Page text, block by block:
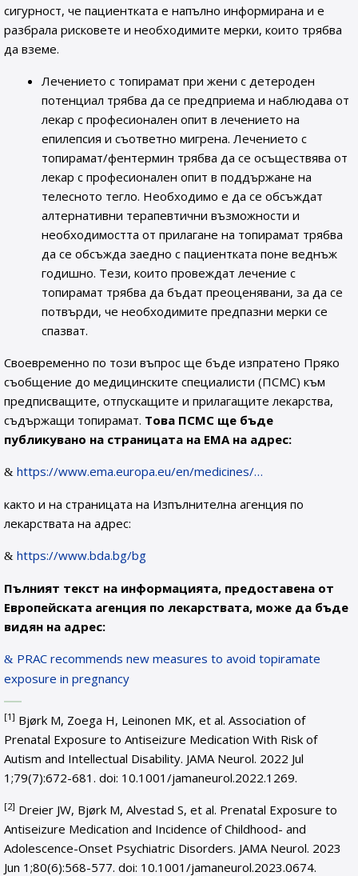
сигурност, че пациентката е напълно информирана и е
разбрала рисковете и необходимите мерки, които трябва
да вземе.
Лечението с топирамат при жени с детероден
потенциал трябва да се предприема и наблюдава от
лекар с професионален опит в лечението на
епилепсия и съответно мигрена. Лечението с
топирамат/фентермин трябва да се осъществява от
лекар с професионален опит в поддържане на
телесното тегло. Необходимо е да се обсъждат
алтернативни терапевтични възможности и
необходимостта от прилагане на топирамат трябва
да се обсъжда заедно с пациентката поне веднъж
годишно. Тези, които провеждат лечение с
топирамат трябва да бъдат преоценявани, за да се
потвърди, че необходимите предпазни мерки се
спазват.
Своевременно по този въпрос ще бъде изпратено Пряко
съобщение до медицинските специалисти (ПСМС) към
предписващите, отпускащите и прилагащите лекарства,
съдържащи топирамат. Това ПСМС ще бъде
публикувано на страницата на ЕМА на адрес:
https://www.ema.europa.eu/en/medicines/…
както и на страницата на Изпълнителна агенция по
лекарствата на адрес:
https://www.bda.bg/bg
Пълният текст на информацията, предоставена от
Европейската агенция по лекарствата, може да бъде
видян на адрес:
PRAC recommends new measures to avoid topiramate
exposure in pregnancy
[1] Bjørk M, Zoega H, Leinonen MK, et al. Association of
Prenatal Exposure to Antiseizure Medication With Risk of
Autism and Intellectual Disability. JAMA Neurol. 2022 Jul
1;79(7):672-681. doi: 10.1001/jamaneurol.2022.1269.
[2] Dreier JW, Bjørk M, Alvestad S, et al. Prenatal Exposure to
Antiseizure Medication and Incidence of Childhood- and
Adolescence-Onset Psychiatric Disorders. JAMA Neurol. 2023
Jun 1;80(6):568-577. doi: 10.1001/jamaneurol.2023.0674.